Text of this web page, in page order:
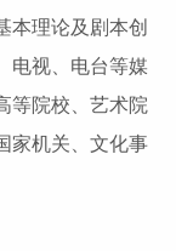
本理论及剧本创
电视、电台等媒
等院校、艺术院
家机关、文化事